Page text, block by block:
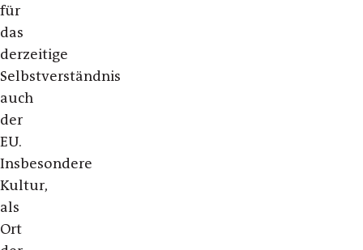
für
das
derzeitige
Selbstverständnis
auch
der
EU.
Insbesondere
Kultur,
als
Ort